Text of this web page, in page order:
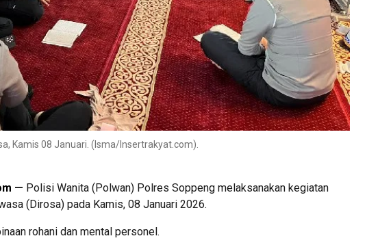
Kamis 08 Januari. (Isma/Insertrakyat.com).
— Polisi Wanita (Polwan) Polres Soppeng melaksanakan kegiatan
(Dirosa) pada Kamis, 08 Januari 2026.
rohani dan mental personel.